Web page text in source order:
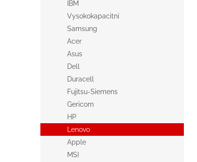
IBM
Vysokokapacitní
Samsung
Acer
Asus
Dell
Duracell
Fujitsu-Siemens
Gericom
HP
Lenovo
Apple
MSI